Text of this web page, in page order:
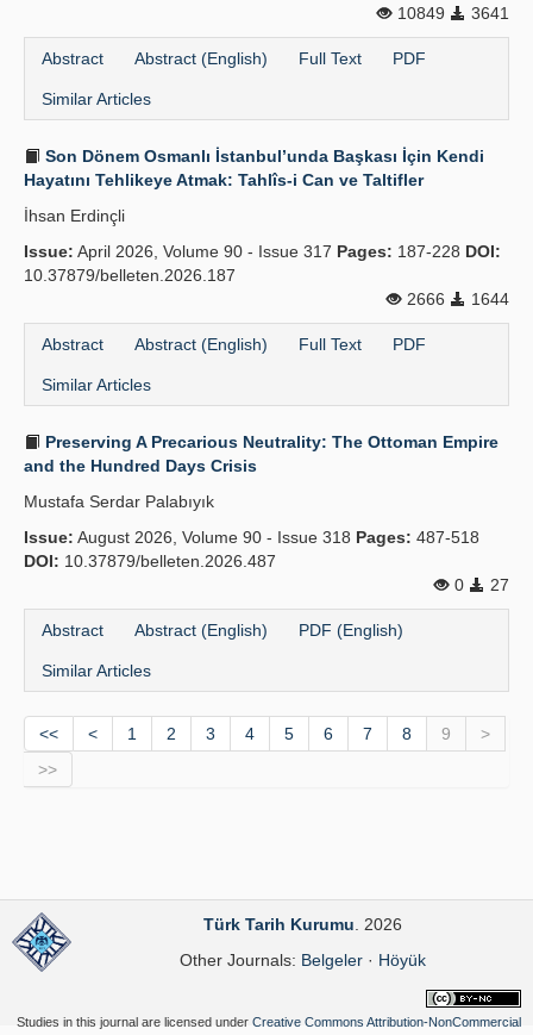
10849
3641
Abstract Abstract (English) Full Text PDF
Similar Articles
Son Dönem Osmanlı İstanbul’unda Başkası İçin Kendi
Hayatını Tehlikeye Atmak: Tahlîs-i Can ve Taltifler
İhsan Erdinçli
Issue: April 2026, Volume 90 - Issue 317 Pages: 187-228 DOI:
10.37879/belleten.2026.187
2666
1644
Abstract Abstract (English) Full Text PDF
Similar Articles
Preserving A Precarious Neutrality: The Ottoman Empire
and the Hundred Days Crisis
Mustafa Serdar Palabıyık
Issue: August 2026, Volume 90 - Issue 318 Pages: 487-518
DOI: 10.37879/belleten.2026.487
0
27
Abstract Abstract (English) PDF (English)
Similar Articles
<< < 1 2 3 4 5 6 7 8 9
>
>>
Türk Tarih Kurumu . 2026
Other Journals: Belgeler· Höyük
Studies in this journal are licensed under Creative Commons Attribution-NonCommercial